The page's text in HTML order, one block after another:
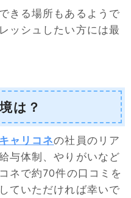
きる場所もあるようで
ッシュしたい方には最
は？
キャリコネの社員のリア
与体制、やりがいなど
ネで約70件の口コミを
ていただければ幸いで